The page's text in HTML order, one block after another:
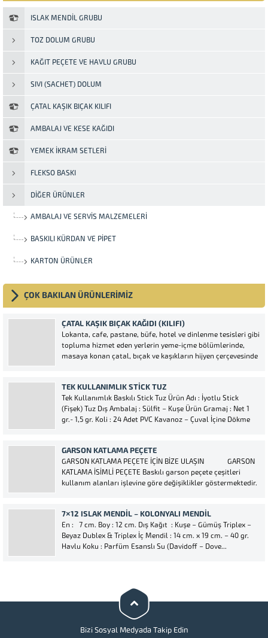
ISLAK MENDIL GRUBU
TOZ DOLUM GRUBU
KAĞIT PEÇETE VE HAVLU GRUBU
SIVI (SACHET) DOLUM
ÇATAL KAŞIK BIÇAK KILIFI
AMBALAJ VE KESE KAĞIDI
YEMEK İKRAM SETLERI
FLEKSO BASKI
DIĞER ÜRÜNLER
AMBALAJ VE SERVIS MALZEMELERI
BASKILI KÜRDAN VE PIPET
KARTON ÜRÜNLER
ÇOK BAKILAN ÜRÜNLERİMİZ
ÇATAL KAŞIK BIÇAK KAĞIDI (KILIFI)
Lokanta, cafe, pastane, büfe, hotel ve dinlenme tesisleri gibi
topluma hizmet eden yerlerin yeme-içme bölümlerinde,
masaya konan çatal, bıçak ve kaşıkların hijyen çerçevesinde
ıslak mendil ve stick...
TEK KULLANIMLIK STICK TUZ
Tek Kullanımlık Baskılı Stick Tuz Ürün Adı : İyotlu Stick
(Fişek) Tuz Dış Ambalaj : Sülfit – Kuşe Ürün Gramaj : Net 1
gr.- 1,5 gr. Koli : 24 Adet PVC Kavanoz – Çuval İçine Dökme
GARSON KATLAMA PEÇETE
GARSON KATLAMA PEÇETE İÇİN BİZE ULAŞIN GARSON
KATLAMA İSİMLİ PEÇETE Baskılı garson peçete çeşitleri
kullanım alanları işlevine göre değişiklikler göstermektedir.
için...
7×12 ISLAK MENDIL – KOLONYALI MENDIL
En : 7 cm. Boy : 12 cm. Dış Kağıt : Kuşe – Gümüş Triplex –
Beyaz Dublex & Triplex İç Mendil : 14 cm. x 19 cm. – 40 gr.
Havlu Koku : Parfüm Esanslı Su (Davidoff – Dove...
Bizi Sosyal Medyada Takip Edin